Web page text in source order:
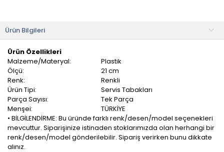
Ürün Bilgileri
Ürün Özellikleri
Malzeme/Materyal:
Plastik
Ölçü:
21 cm
Renk:
Renkli
Ürün Tipi:
Servis Tabakları
Parça Sayısı:
Tek Parça
Menşei:
TÜRKİYE
• BİLGİLENDİRME: Bu üründe farklı renk/desen/model seçenekleri
mevcuttur. Siparişinize istinaden stoklarımızda olan herhangi bir
renk/desen/model gönderilebilir. Sipariş verirken bunu dikkate
alınız.